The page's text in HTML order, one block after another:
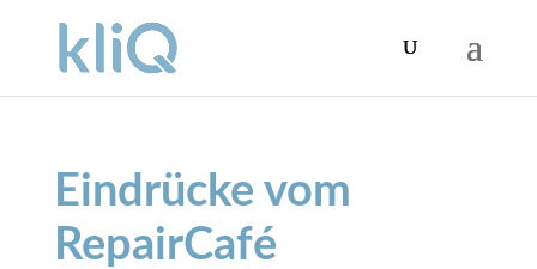
Eindrücke vom
RepairCafé